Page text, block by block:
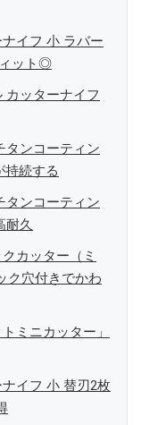
イフ 小 ラバー
ット◎
カッターナイフ
タンコーティン
持続する
タンコーティン
耐久
カッター（ミ
ク穴付きでかわ
ミニカッター」
イフ 小 替刃2枚